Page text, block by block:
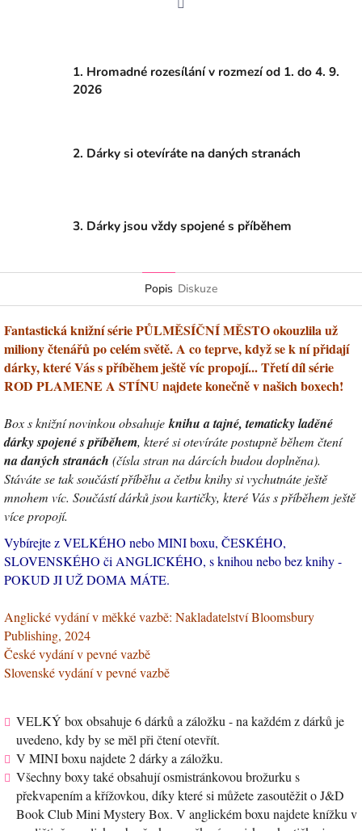
1. Hromadné rozesílání v rozmezí od 1. do 4. 9.
2026
2. Dárky si otevíráte na daných stranách
3. Dárky jsou vždy spojené s příběhem
Popis Diskuze
Fantastická knižní série PŮLMĚSÍČNÍ MĚSTO okouzlila už
miliony čtenářů po celém světě. A co teprve, když se k ní přidají
dárky, které Vás s příběhem ještě víc propojí... Třetí díl série
ROD PLAMENE A STÍNU najdete konečně v našich boxech!
Box s knižní novinkou obsahuje knihu a tajné, tematicky laděné
dárky spojené s příběhem, které si otevíráte postupně během čtení
na daných stranách (čísla stran na dárcích budou doplněna).
Stáváte se tak součástí příběhu a četbu knihy si vychutnáte ještě
mnohem víc. Součástí dárků jsou kartičky, které Vás s příběhem ještě
více propojí.
Vybírejte z VELKÉHO nebo MINI boxu, ČESKÉHO,
SLOVENSKÉHO či ANGLICKÉHO, s knihou nebo bez knihy -
POKUD JI UŽ DOMA MÁTE.
Anglické vydání v měkké vazbě: Nakladatelství Bloomsbury
Publishing, 2024
České vydání v pevné vazbě
Slovenské vydání v pevné vazbě
VELKÝ box obsahuje 6 dárků a záložku - na každém z dárků je
uvedeno, kdy by se měl při čtení otevřít.
V MINI boxu najdete 2 dárky a záložku.
Všechny boxy také obsahují osmistránkovou brožurku s
překvapením a křížovkou, díky které si můžete zasoutěžit o J&D
Book Club Mini Mystery Box. V anglickém boxu najdete knížku v